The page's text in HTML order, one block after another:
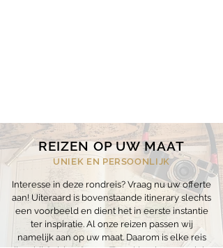
REIZEN OP UW MAAT
UNIEK EN PERSOONLIJK
Interesse in deze rondreis? Vraag nu uw offerte
aan! Uiteraard is bovenstaande itinerary slechts
een voorbeeld en dient het in eerste instantie
ter inspiratie. Al onze reizen passen wij
namelijk aan op uw maat. Daarom is elke reis